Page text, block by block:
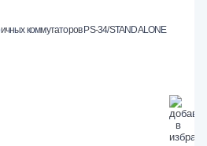
коммутаторов PS-34/STANDALONE